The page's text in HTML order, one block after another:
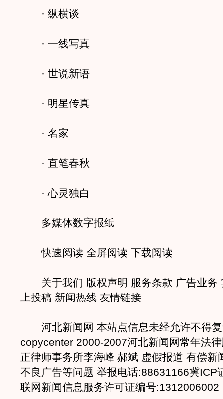
· 纵横谈
· 一线写真
· 世说新语
· 明星传真
· 名家
· 直笔春秋
· 心灵独白
多媒体数字报纸
快速阅读 全屏阅读 下载阅读
关于我们 版权声明 服务条款 广告业务
上投稿 新闻热线 友情链接
河北新闻网 本站点信息未经允许不得复
copycenter 2000-2007河北新闻网常年法
正律师事务所李海峰 郝斌 虚假报道 有偿新
不良广告等问题 举报电话:88631166冀ICP
联网新闻信息服务许可证编号:1312006002